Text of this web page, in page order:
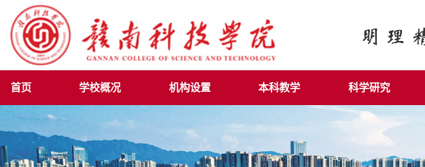
首页 学校概况 机构设置 本科教学 科学研究